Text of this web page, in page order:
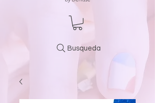
Busqueda